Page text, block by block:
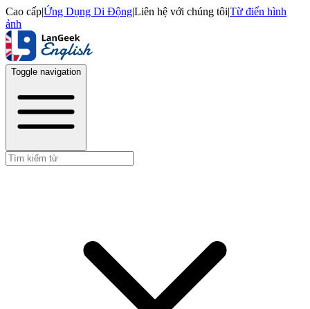
Cao cấp|Ứng Dụng Di Động|Liên hệ với chúng tôi|Từ điển hình
ảnh
Toggle navigation